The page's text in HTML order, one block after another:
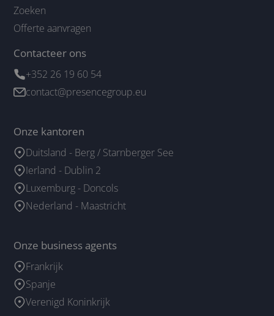
Zoeken
Offerte aanvragen
Contacteer ons
+352 26 19 60 54
contact@presencegroup.eu
Onze kantoren
Duitsland - Berg / Starnberger See
Ierland - Dublin 2
Luxemburg - Doncols
Nederland - Maastricht
Onze business agents
Frankrijk
Spanje
Verenigd Koninkrijk